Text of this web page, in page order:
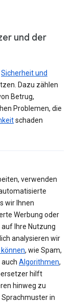
und der
Sicherheit und
Dazu zählen
Betrug,
Problemen, die
schaden
verwenden
wir Ihnen
Werbung oder
Ihre Nutzung
analysieren wir
, wie Spam,
Algorithmen,
hilft
hinweg zu
in